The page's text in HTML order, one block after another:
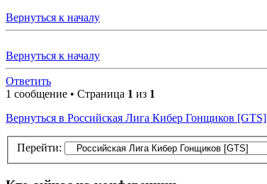
Вернуться к началу
Вернуться к началу
Ответить
1 сообщение • Страница 1 из 1
Вернуться в Российская Лига Кибер Гонщиков [GTS]
Перейти: